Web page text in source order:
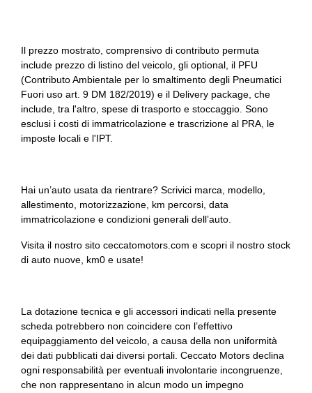
Il prezzo mostrato, comprensivo di contributo permuta
include prezzo di listino del veicolo, gli optional, il PFU
(Contributo Ambientale per lo smaltimento degli Pneumatici
Fuori uso art. 9 DM 182/2019) e il Delivery package, che
include, tra l'altro, spese di trasporto e stoccaggio. Sono
esclusi i costi di immatricolazione e trascrizione al PRA, le
imposte locali e l'IPT.
Hai un’auto usata da rientrare? Scrivici marca, modello,
allestimento, motorizzazione, km percorsi, data
immatricolazione e condizioni generali dell’auto.
Visita il nostro sito ceccatomotors.com e scopri il nostro stock
di auto nuove, km0 e usate!
La dotazione tecnica e gli accessori indicati nella presente
scheda potrebbero non coincidere con l’effettivo
equipaggiamento del veicolo, a causa della non uniformità
dei dati pubblicati dai diversi portali. Ceccato Motors declina
ogni responsabilità per eventuali involontarie incongruenze,
che non rappresentano in alcun modo un impegno